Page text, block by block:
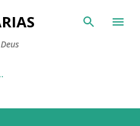
principal